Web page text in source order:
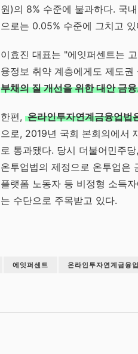
원)의 8% 수준에 불과하다. 국
으로는 0.05% 수준에 그치고 있
이효진 대표는 "에잇퍼센트는
융정보 취약 계층에게도 제도
부채의 질 개선을 위한 대안 금
한편, 온라인투자연계금융업법
으로, 2019년 국회 본회의에서
로 통과됐다. 당시 더불어민주
온투업법의 제정으로 온투업은
플랫폼 노동자 등 비정형 소득
는 수단으로 주목받고 있다.
에잇퍼센트 온라인투자연계금융업